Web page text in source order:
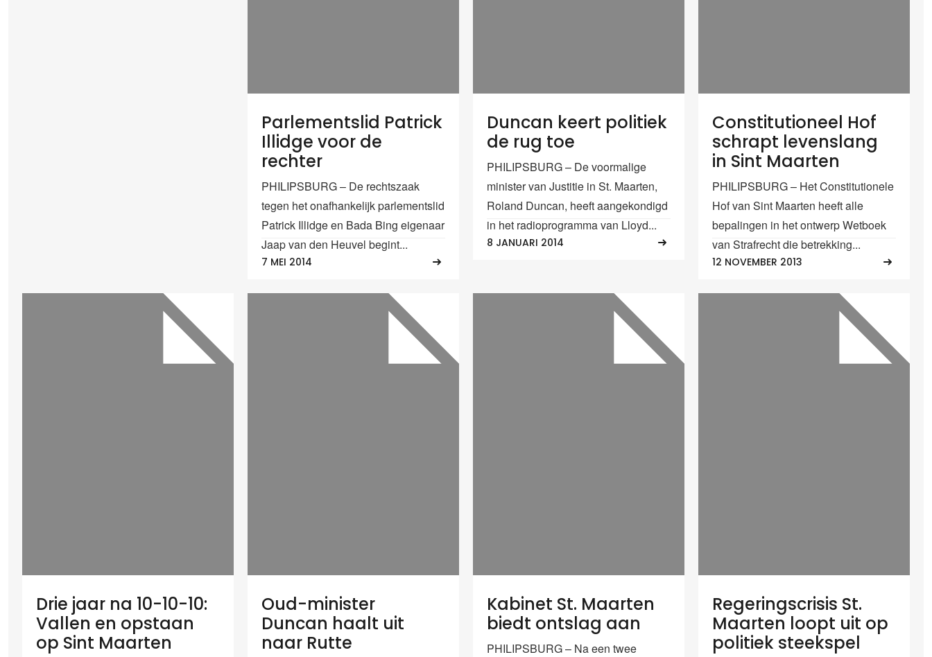
Parlementslid Patrick
Illidge voor de
rechter
PHILIPSBURG – De rechtszaak
tegen het onafhankelijk parlementslid
Patrick Illidge en Bada Bing eigenaar
Jaap van den Heuvel begint...
7 MEI 2014
Duncan keert politiek
de rug toe
PHILIPSBURG – De voormalige
minister van Justitie in St. Maarten,
Roland Duncan, heeft aangekondigd
in het radioprogramma van Lloyd...
8 JANUARI 2014
Constitutioneel Hof
schrapt levenslang
in Sint Maarten
PHILIPSBURG – Het Constitutionele
Hof van Sint Maarten heeft alle
bepalingen in het ontwerp Wetboek
van Strafrecht die betrekking...
12 NOVEMBER 2013
Drie jaar na 10-10-10:
Vallen en opstaan
op Sint Maarten
Oud-minister
Duncan haalt uit
naar Rutte
Kabinet St. Maarten
biedt ontslag aan
PHILIPSBURG – Na een twee
Regeringscrisis St.
Maarten loopt uit op
politiek steekspel